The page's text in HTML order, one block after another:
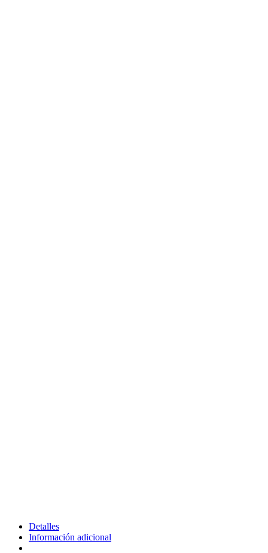
Detalles
Información adicional